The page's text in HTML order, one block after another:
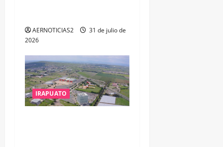
AERNOTICIAS2
31 de julio de
2026
IRAPUATO